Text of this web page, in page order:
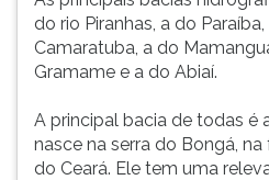
do rio Piranhas, a do
Camaratuba, a do
Gramame e a do Abiaí.
A principal bacia de todas é
nasce na serra do Bongá,
do Ceará. Ele tem uma